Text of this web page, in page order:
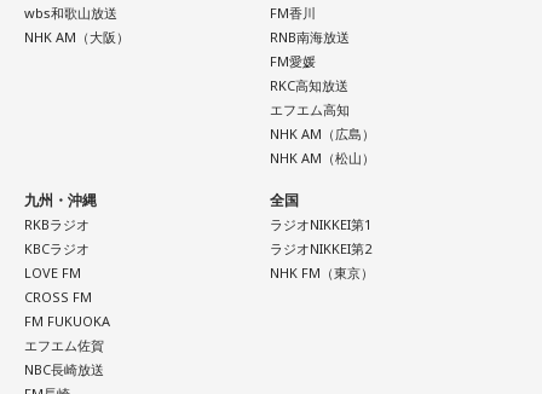
wbs和歌山放送
NHK AM（大阪）
FM香川
RNB南海放送
FM愛媛
RKC高知放送
エフエム高知
NHK AM（広島）
NHK AM（松山）
九州・沖縄
RKBラジオ
KBCラジオ
LOVE FM
CROSS FM
FM FUKUOKA
エフエム佐賀
NBC長崎放送
全国
ラジオNIKKEI第1
ラジオNIKKEI第2
NHK FM（東京）